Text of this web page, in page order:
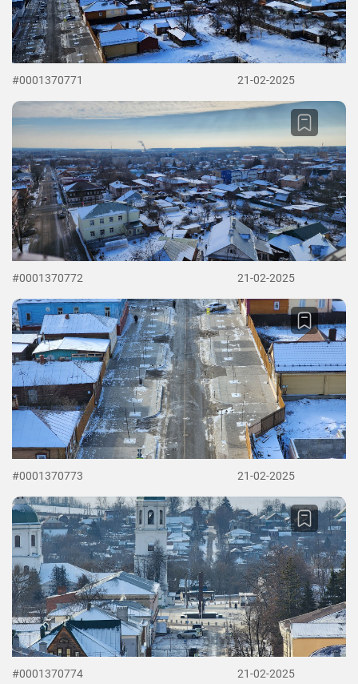
#0001370771 21-02-2025
#0001370772 21-02-2025
#0001370773 21-02-2025
#0001370774 21-02-2025